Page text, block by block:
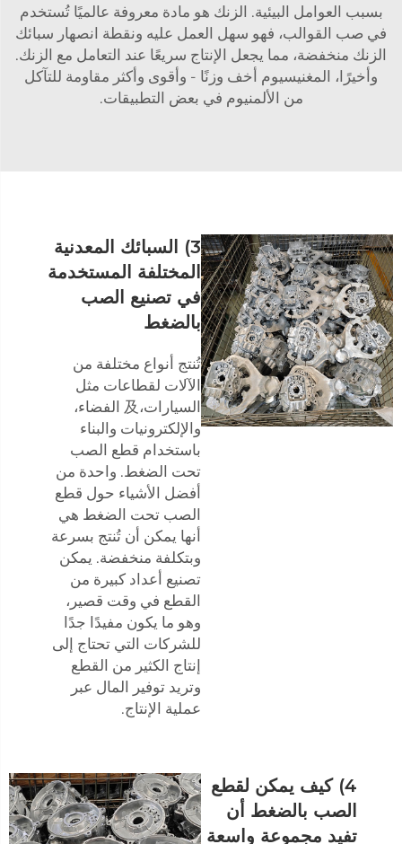
بسبب العوامل البيئية. الزنك هو مادة معروفة عالميًا تُستخدم
في صب القوالب، فهو سهل العمل عليه ونقطة انصهار سبائك
الزنك منخفضة، مما يجعل الإنتاج سريعًا عند التعامل مع الزنك.
وأخيرًا، المغنيسيوم أخف وزنًا - وأقوى وأكثر مقاومة للتآكل
من الألمنيوم في بعض التطبيقات.
3) السبائك المعدنية
المختلفة المستخدمة
في تصنيع الصب
بالضغط
تُنتج أنواع مختلفة من
الآلات لقطاعات مثل
السيارات،及 الفضاء،
والإلكترونيات والبناء
باستخدام قطع الصب
تحت الضغط. واحدة من
أفضل الأشياء حول قطع
الصب تحت الضغط هي
أنها يمكن أن تُنتج بسرعة
وبتكلفة منخفضة. يمكن
تصنيع أعداد كبيرة من
القطع في وقت قصير،
وهو ما يكون مفيدًا جدًا
للشركات التي تحتاج إلى
إنتاج الكثير من القطع
وتريد توفير المال عبر
عملية الإنتاج.
4) كيف يمكن لقطع
الصب بالضغط أن
تفيد مجموعة واسعة